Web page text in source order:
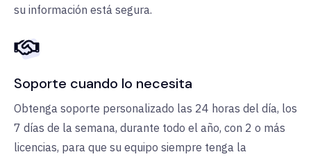
su información está segura.
Soporte cuando lo necesita
Obtenga soporte personalizado las 24 horas del día, los
7 días de la semana, durante todo el año, con 2 o más
licencias, para que su equipo siempre tenga la